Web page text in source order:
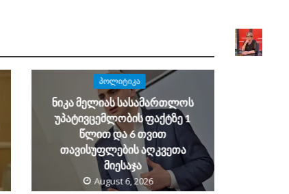
ᲞᲝᲚᲘᲢᲘᲙᲐ
ნიკა მელიას სასამართლოს
უპატივცემლობის ფაქტზე 1
წლით და 6 თვით
თავისუფლების აღკვეთა
მიესაჯა
August 6, 2026